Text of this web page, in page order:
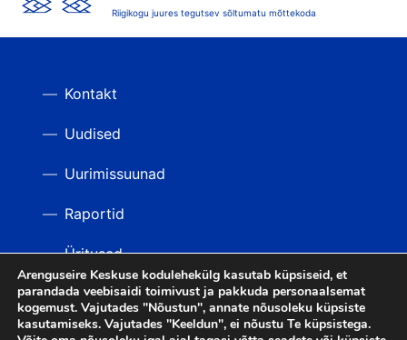
Riigikogu juures tegutsev sõltumatu mõttekoda
TAGASI ÜLES
Kontakt
Uudised
Uurimissuunad
Raportid
Üritused
Videod
Arenguseire Keskuse kodulehekülg kasutab küpsiseid, et
parandada veebisaidi toimivust ja pakkuda personaalsemat
kogemust. Vajutades "Nõustun", annate nõusoleku küpsiste
kasutamiseks. Vajutades "Keeldun", ei nõustu Te küpsistega.